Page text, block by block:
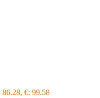
86.28, €: 99.58